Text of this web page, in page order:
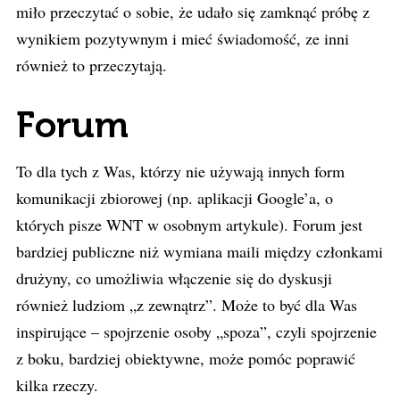
miło przeczytać o sobie, że udało się zamknąć próbę z
wynikiem pozytywnym i mieć świadomość, ze inni
również to przeczytają.
Forum
To dla tych z Was, którzy nie używają innych form
komunikacji zbiorowej (np. aplikacji Google’a, o
których pisze WNT w osobnym artykule). Forum jest
bardziej publiczne niż wymiana maili między członkami
drużyny, co umożliwia włączenie się do dyskusji
również ludziom „z zewnątrz”. Może to być dla Was
inspirujące – spojrzenie osoby „spoza”, czyli spojrzenie
z boku, bardziej obiektywne, może pomóc poprawić
kilka rzeczy.